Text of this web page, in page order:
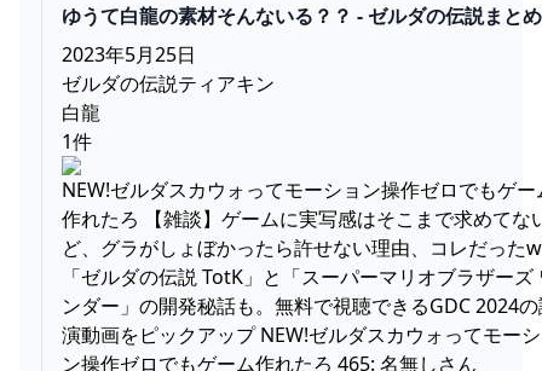
ゆうて白龍の素材そんないる？？ - ゼルダの伝説まと
報｜ティアキン｜ブレワイ
2023年5月25日
ゼルダの伝説ティアキン
白龍
1件
NEW!ゼルダスカウォってモーション操作ゼロでもゲー
作れたろ 【雑談】ゲームに実写感はそこまで求めてな
ど、グラがしょぼかったら許せない理由、コレだった
「ゼルダの伝説 TotK」と「スーパーマリオブラザーズ
ンダー」の開発秘話も。無料で視聴できるGDC 2024
演動画をピックアップ NEW!ゼルダスカウォってモー
ン操作ゼロでもゲーム作れたろ 465: 名無しさん